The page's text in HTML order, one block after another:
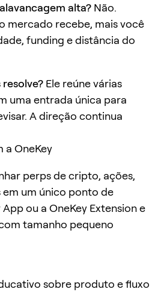
alta? Não.
mercado recebe, mais você
funding e distância do
resolve? Ele reúne várias
uma entrada única para
A direção continua
a OneKey
perps de cripto, ações,
um único ponto de
ou a OneKey Extension e
tamanho pequeno
sobre produto e fluxo